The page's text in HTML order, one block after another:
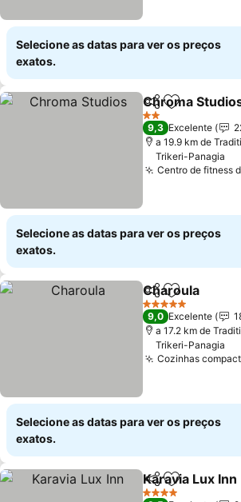
Selecione as datas para ver os preços
exatos.
PartilharAdicionar
Chroma
2 Estrelas
9,3 Excelente
a 19.9 km de
Trikeri-Panagia
Centro de fitness
Selecione as datas para ver os preços
exatos.
PartilharAdicionar
Charoula
5 Estrelas
9,0 Excelente
a 17.2 km de
Trikeri-Panagia
Cozinhas
Selecione as datas para ver os preços
exatos.
PartilharAdicionar
Karavia Lux Inn
4 Estrelas